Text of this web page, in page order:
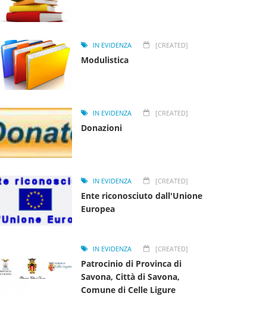
IN EVIDENZA [CREATED]
Modulistica
IN EVIDENZA [CREATED]
Donazioni
IN EVIDENZA [CREATED]
Ente riconosciuto dall'Unione
Europea
IN EVIDENZA [CREATED]
Patrocinio di Provinca di
Savona, Città di Savona,
Comune di Celle Ligure